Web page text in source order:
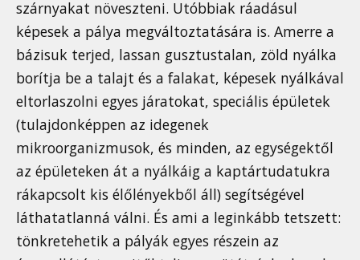
szárnyakat növeszteni. Utóbbiak ráadásul
képesek a pálya megváltoztatására is. Amerre a
bázisuk terjed, lassan gusztustalan, zöld nyálka
borítja be a talajt és a falakat, képesek nyálkával
eltorlaszolni egyes járatokat, speciális épületek
(tulajdonképpen az idegenek
mikroorganizmusok, és minden, az egységektől
az épületeken át a nyálkáig a kaptártudatukra
rákapcsolt kis élőlényekből áll) segítségével
láthatatlanná válni. És ami a leginkább tetszett:
tönkretehetik a pályák egyes részein az